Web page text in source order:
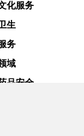
化服务
生
务
域
品安全